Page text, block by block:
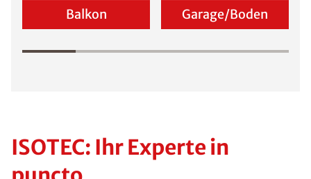
Balkon Garage/Boden
ISOTEC: Ihr Experte in